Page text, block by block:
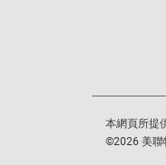
本網頁所提
©2026 美聯